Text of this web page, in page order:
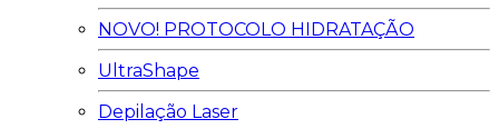
NOVO! PROTOCOLO HIDRATAÇÃO
UltraShape
Depilação Laser